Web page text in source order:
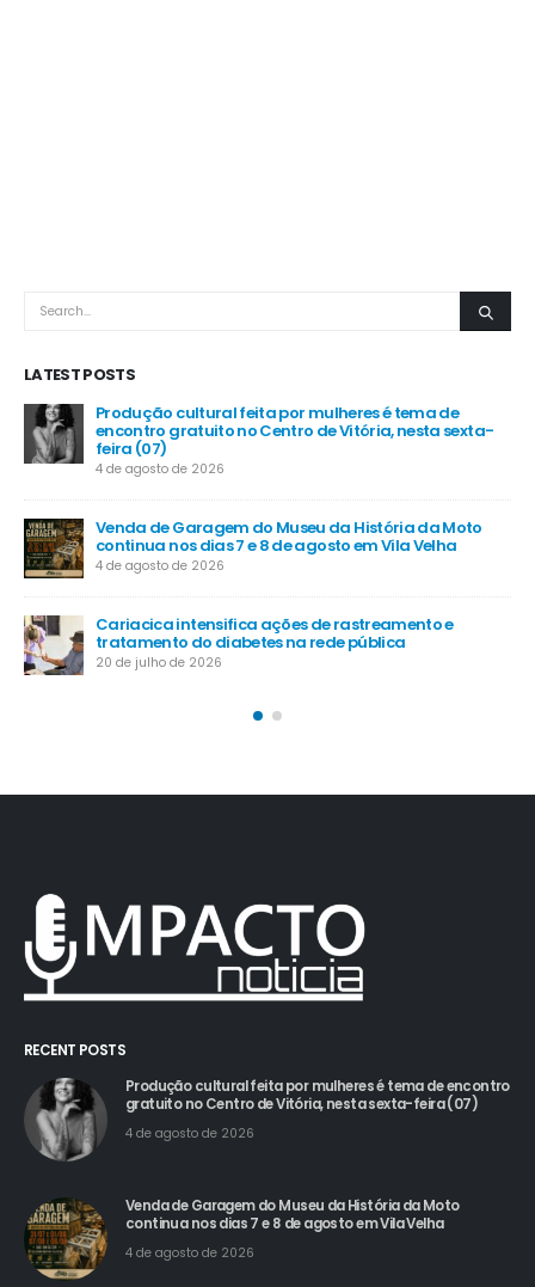
LATEST POSTS
Produção cultural feita por mulheres é tema de
encontro gratuito no Centro de Vitória, nesta sexta-
feira (07)
4 de agosto de 2026
Venda de Garagem do Museu da História da Moto
continua nos dias 7 e 8 de agosto em Vila Velha
4 de agosto de 2026
Cariacica intensifica ações de rastreamento e
tratamento do diabetes na rede pública
20 de julho de 2026
RECENT POSTS
Produção cultural feita por mulheres é tema de encontro
gratuito no Centro de Vitória, nesta sexta-feira (07)
4 de agosto de 2026
Venda de Garagem do Museu da História da Moto
continua nos dias 7 e 8 de agosto em Vila Velha
4 de agosto de 2026